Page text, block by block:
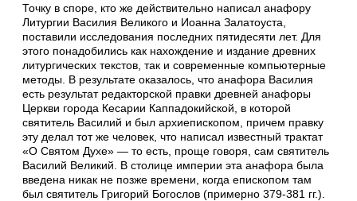
Точку в споре, кто же действительно написал анафору
Литургии Василия Великого и Иоанна Залатоуста,
поставили исследования последних пятидесяти лет. Для
этого понадобились как нахождение и издание древних
литургических текстов, так и современные компьютерные
методы. В результате оказалось, что анафора Василия
есть результат редакторской правки древней анафоры
Церкви города Кесарии Каппадокийской, в которой
святитель Василий и был архиепископом, причем правку
эту делал тот же человек, что написал известный трактат
«О Святом Духе» — то есть, проще говоря, сам святитель
Василий Великий. В столице империи эта анафора была
введена никак не позже времени, когда епископом там
был святитель Григорий Богослов (примерно 379-381 гг.).